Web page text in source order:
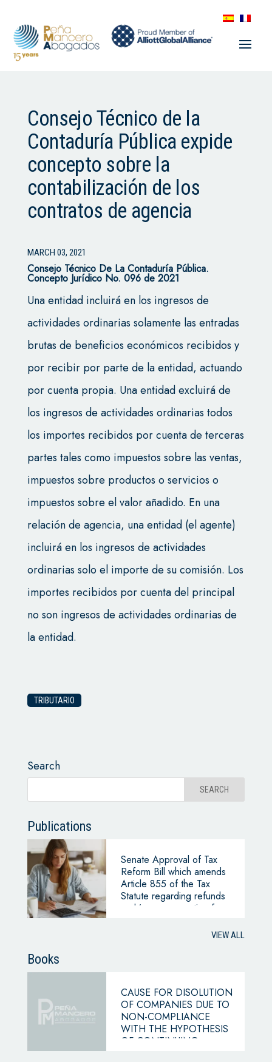
Consejo Técnico de la
Contaduría Pública expide
concepto sobre la
contabilización de los
contratos de agencia
MARCH 03, 2021
Consejo Técnico De La Contaduría Pública.
Concepto Jurídico No. 096 de 2021
Una entidad incluirá en los ingresos de
actividades ordinarias solamente las entradas
brutas de beneficios económicos recibidos y
por recibir por parte de la entidad, actuando
por cuenta propia. Una entidad excluirá de
los ingresos de actividades ordinarias todos
los importes recibidos por cuenta de terceras
partes tales como impuestos sobre las ventas,
impuestos sobre productos o servicios o
impuestos sobre el valor añadido. En una
relación de agencia, una entidad (el agente)
incluirá en los ingresos de actividades
ordinarias solo el importe de su comisión. Los
importes recibidos por cuenta del principal
no son ingresos de actividades ordinarias de
la entidad.
TRIBUTARIO
Search
Publications
Senate Approval of Tax
Reform Bill which amends
Article 855 of the Tax
Statute regarding refunds
and/or compensation for
VIEW ALL
Books
CAUSE FOR DISOLUTION
OF COMPANIES DUE TO
NON-COMPLIANCE
WITH THE HYPOTHESIS
OF CONTINUING